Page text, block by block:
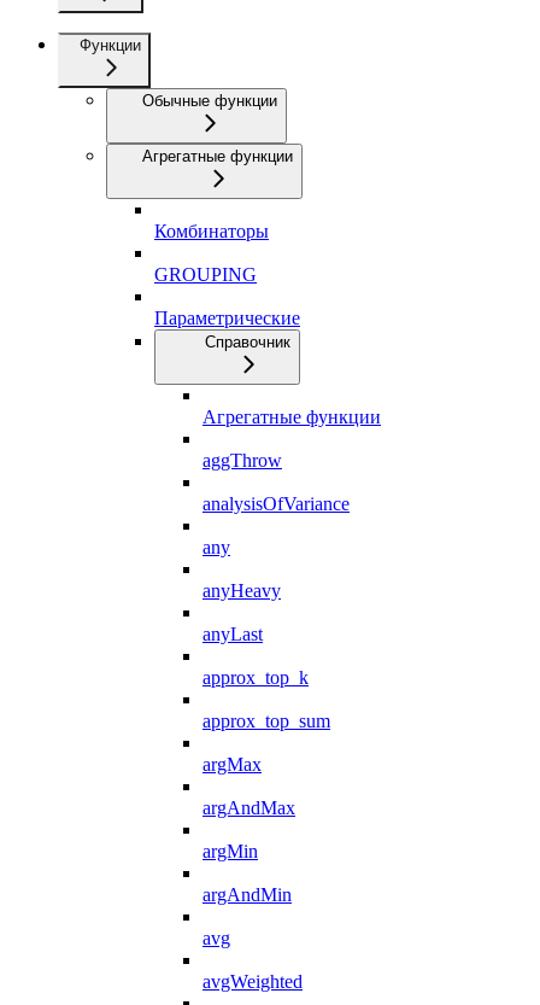
Функции
Обычные функции
Агрегатные функции
Комбинаторы
GROUPING
Параметрические
Справочник
Агрегатные функции
aggThrow
analysisOfVariance
any
anyHeavy
anyLast
approx_top_k
approx_top_sum
argMax
argAndMax
argMin
argAndMin
avg
avgWeighted